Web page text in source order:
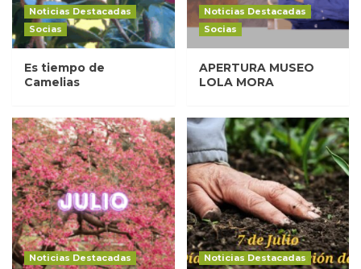
Noticias Destacadas
Socias
Es tiempo de
Camelias
Noticias Destacadas
Socias
APERTURA MUSEO
LOLA MORA
Noticias Destacadas
Noticias Destacadas